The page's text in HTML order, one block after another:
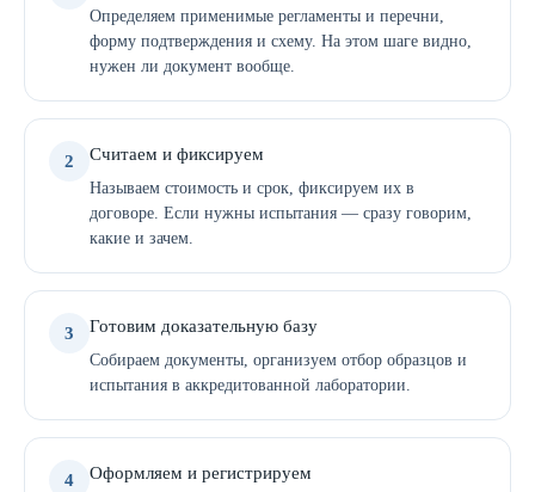
Определяем применимые регламенты и перечни,
форму подтверждения и схему. На этом шаге видно,
нужен ли документ вообще.
2 Считаем и фиксируем
Называем стоимость и срок, фиксируем их в
договоре. Если нужны испытания — сразу говорим,
какие и зачем.
3 Готовим доказательную базу
Собираем документы, организуем отбор образцов и
испытания в аккредитованной лаборатории.
4 Оформляем и регистрируем